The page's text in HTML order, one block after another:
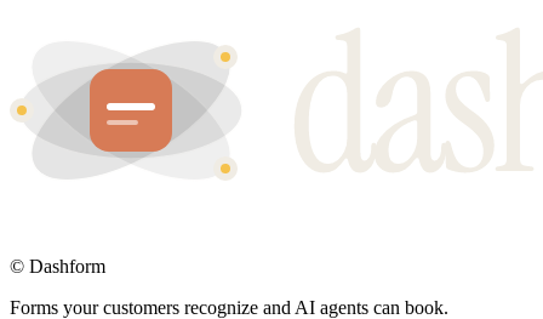
© Dashform
Forms your customers recognize and AI agents can book.